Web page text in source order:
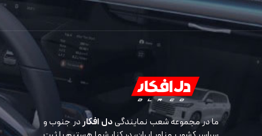
ما در مجموعه شعب نمایندگیدل افکاردر جنوب و